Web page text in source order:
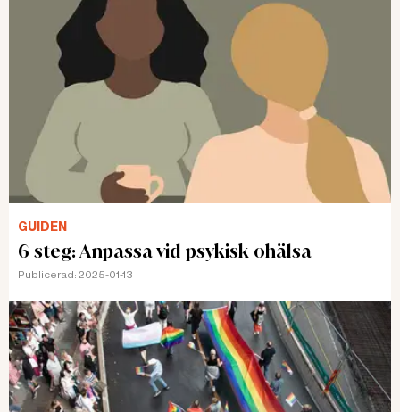
GUIDEN
6 steg: Anpassa vid psykisk ohälsa
Publicerad: 2025-01-13